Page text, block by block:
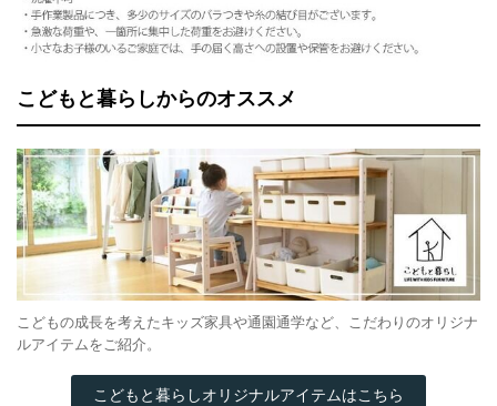
こどもと暮らしからのオススメ
こどもの成長を考えたキッズ家具や通園通学など、こだわりのオリジナ
ルアイテムをご紹介。
こどもと暮らしオリジナルアイテムはこちら